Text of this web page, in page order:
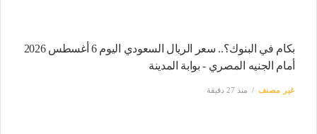
بكام في البنوك؟.. سعر الريال السعودي اليوم 6 أغسطس 2026
أمام الجنيه المصري - بوابة المدينة
غير مصنف منذ 27 دقيقة